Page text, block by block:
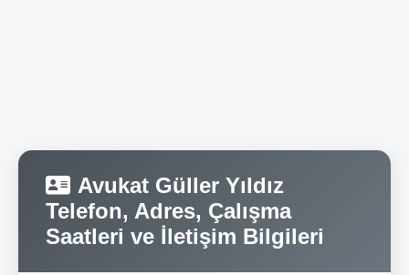
Avukat Güller Yıldız
Telefon, Adres, Çalışma
Saatleri ve İletişim Bilgileri